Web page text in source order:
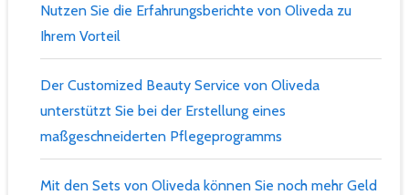
Nutzen Sie die Erfahrungsberichte von Oliveda zu
Ihrem Vorteil
Der Customized Beauty Service von Oliveda
unterstützt Sie bei der Erstellung eines
maßgeschneiderten Pflegeprogramms
Mit den Sets von Oliveda können Sie noch mehr Geld